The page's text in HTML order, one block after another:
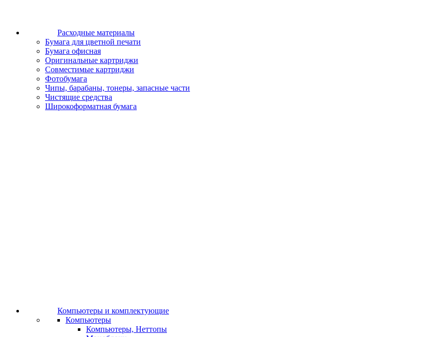
Расходные материалы
Бумага для цветной печати
Бумага офисная
Оригинальные картриджи
Совместимые картриджи
Фотобумага
Чипы, барабаны, тонеры, запасные части
Чистящие средства
Широкоформатная бумага
Компьютеры и комплектующие
Компьютеры
Компьютеры, Неттопы